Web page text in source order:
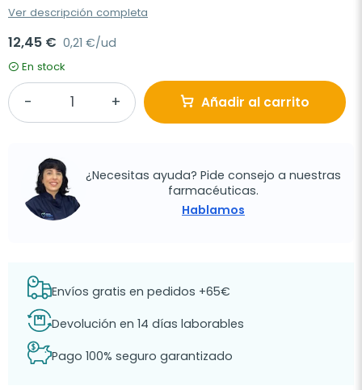
Ver descripción completa
12,45 € 0,21 €/ud
En stock
Añadir al carrito
¿Necesitas ayuda? Pide consejo a nuestras
farmacéuticas.
Hablamos
Envíos gratis en pedidos +65€
Devolución en 14 días laborables
Pago 100% seguro garantizado